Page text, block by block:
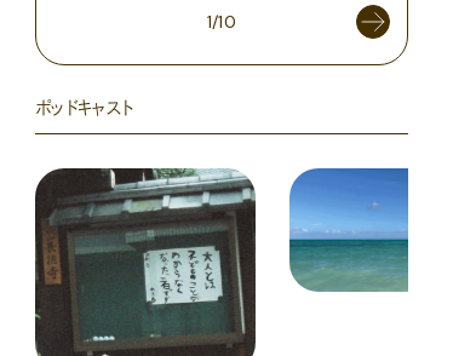
1/10
ポッドキャスト